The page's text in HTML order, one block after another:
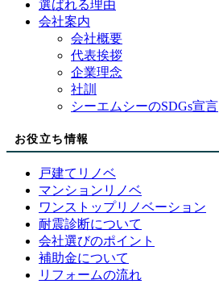
選ばれる理由
会社案内
会社概要
代表挨拶
企業理念
社訓
シーエムシーのSDGs宣言
お役立ち情報
戸建てリノベ
マンションリノベ
ワンストップリノベーション
耐震診断について
会社選びのポイント
補助金について
リフォームの流れ